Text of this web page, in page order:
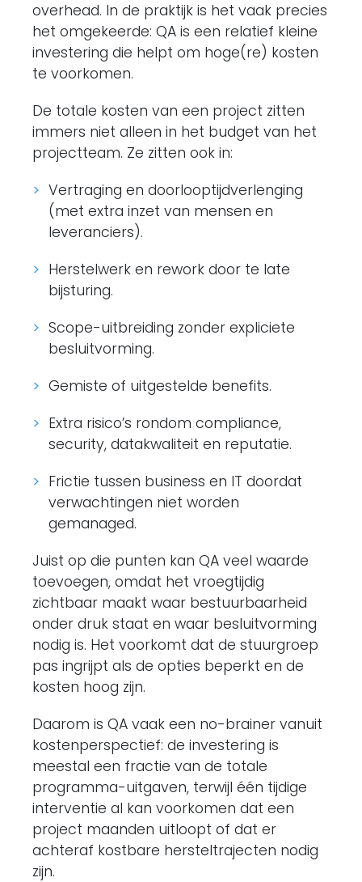
overhead. In de praktijk is het vaak precies
het omgekeerde: QA is een relatief kleine
investering die helpt om hoge(re) kosten
te voorkomen.
De totale kosten van een project zitten
immers niet alleen in het budget van het
projectteam. Ze zitten ook in:
Vertraging en doorlooptijdverlenging
(met extra inzet van mensen en
leveranciers).
Herstelwerk en rework door te late
bijsturing.
Scope-uitbreiding zonder expliciete
besluitvorming.
Gemiste of uitgestelde benefits.
Extra risico’s rondom compliance,
security, datakwaliteit en reputatie.
Frictie tussen business en IT doordat
verwachtingen niet worden
gemanaged.
Juist op die punten kan QA veel waarde
toevoegen, omdat het vroegtijdig
zichtbaar maakt waar bestuurbaarheid
onder druk staat en waar besluitvorming
nodig is. Het voorkomt dat de stuurgroep
pas ingrijpt als de opties beperkt en de
kosten hoog zijn.
Daarom is QA vaak een no-brainer vanuit
kostenperspectief: de investering is
meestal een fractie van de totale
programma-uitgaven, terwijl één tijdige
interventie al kan voorkomen dat een
project maanden uitloopt of dat er
achteraf kostbare hersteltrajecten nodig
zijn.